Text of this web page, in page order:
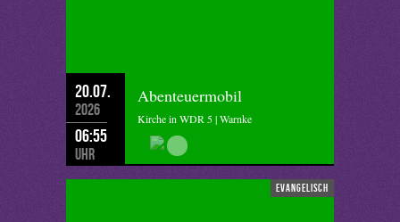
20.07.
2026
06:55
Uhr
Abenteuermobil
Kirche in WDR 5 | Warnke
evangelisch